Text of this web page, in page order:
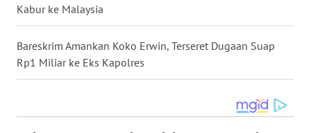
Kabur ke Malaysia
Bareskrim Amankan Koko Erwin, Terseret Dugaan Suap
Rp1 Miliar ke Eks Kapolres
SULUT
WN
MALUKU